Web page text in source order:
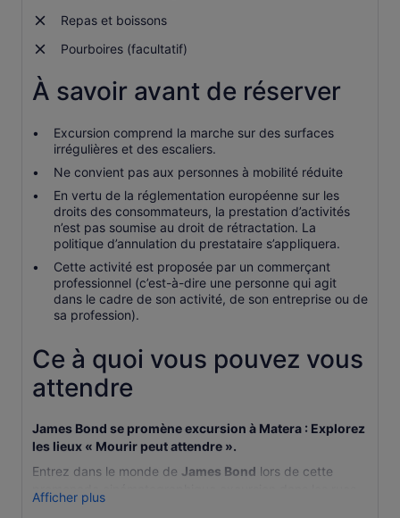
Repas et boissons
Pourboires (facultatif)
À savoir avant de réserver
Excursion comprend la marche sur des surfaces
irrégulières et des escaliers.
Ne convient pas aux personnes à mobilité réduite
En vertu de la réglementation européenne sur les
droits des consommateurs, la prestation d’activités
n’est pas soumise au droit de rétractation. La
politique d’annulation du prestataire s’appliquera.
Cette activité est proposée par un commerçant
professionnel (c’est-à-dire une personne qui agit
dans le cadre de son activité, de son entreprise ou de
sa profession).
Ce à quoi vous pouvez vous
attendre
James Bond se promène excursion à Matera : Explorez
les lieux « Mourir peut attendre ».
Entrez dans le monde de James Bond lors de cette
promenade cinématographique excursion dans les rues
frappantes de
Afficher plus